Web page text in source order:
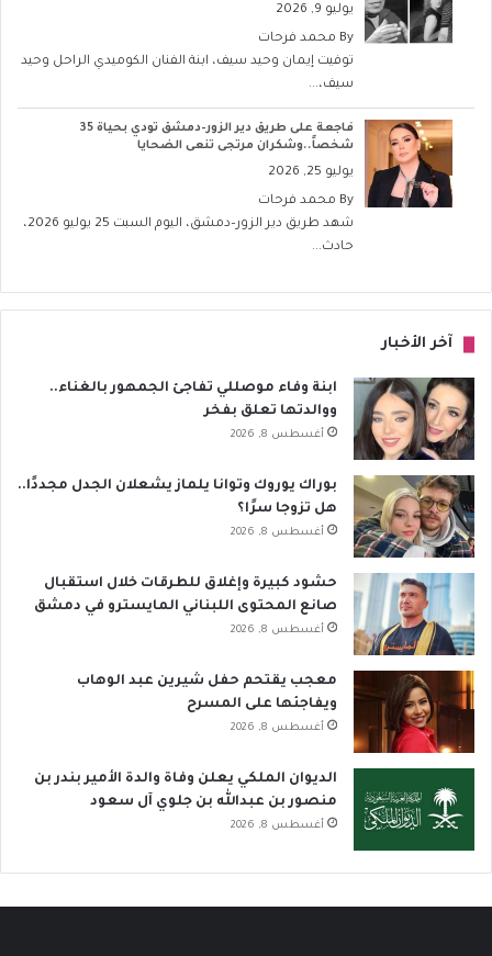
يوليو 9, 2026
By محمد فرحات
توفيت إيمان وحيد سيف، ابنة الفنان الكوميدي الراحل وحيد
سيف،...
فاجعة على طريق دير الزور–دمشق تودي بحياة 35
شخصاً..وشكران مرتجى تنعى الضحايا
يوليو 25, 2026
By محمد فرحات
شهد طريق دير الزور–دمشق، اليوم السبت 25 يوليو 2026،
حادث...
آخر الأخبار
ابنة وفاء موصللي تفاجئ الجمهور بالغناء..
ووالدتها تعلق بفخر
أغسطس 8, 2026
بوراك يوروك وتوانا يلماز يشعلان الجدل مجددًا..
هل تزوجا سرًا؟
أغسطس 8, 2026
حشود كبيرة وإغلاق للطرقات خلال استقبال
صانع المحتوى اللبناني المايسترو في دمشق
أغسطس 8, 2026
معجب يقتحم حفل شيرين عبد الوهاب
ويفاجئها على المسرح
أغسطس 8, 2026
الديوان الملكي يعلن وفاة والدة الأمير بندر بن
منصور بن عبدالله بن جلوي آل سعود
أغسطس 8, 2026